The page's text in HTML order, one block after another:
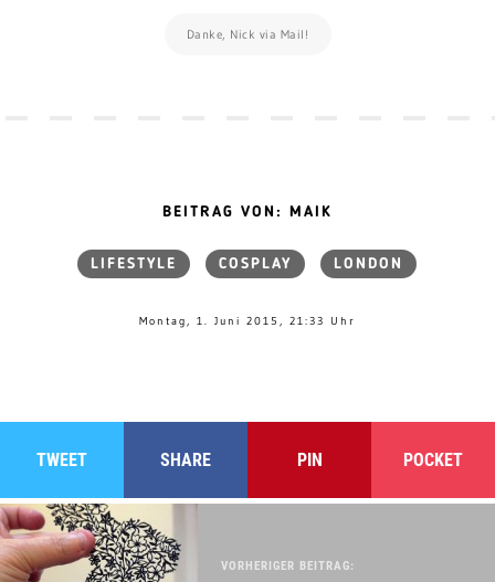
Danke, Nick via Mail!
BEITRAG VON: MAIK
LIFESTYLE COSPLAY LONDON
Montag, 1. Juni 2015, 21:33 Uhr
TWEET SHARE PIN POCKET
VORHERIGER BEITRAG: